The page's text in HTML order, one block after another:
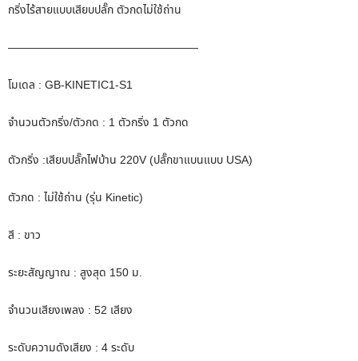
กริ่งไร้สายแบบเสียบปลั๊ก ตัวกดไม่ใช้ถ่าน
—————————————————
โมเดล : GB-KINETIC1-S1
จำนวนตัวกริ่ง/ตัวกด : 1 ตัวกริ่ง 1 ตัวกด
ตัวกริ่ง :เสียบปลั๊กไฟบ้าน 220V (ปลั๊กขาแบนแบบ USA)
ตัวกด : ไม่ใช้ถ่าน (รุ่น Kinetic)
สี : ขาว
ระยะสัญญาณ : สูงสุด 150 ม.
จำนวนเสียงเพลง : 52 เสียง
ระดับความดังเสียง : 4 ระดับ